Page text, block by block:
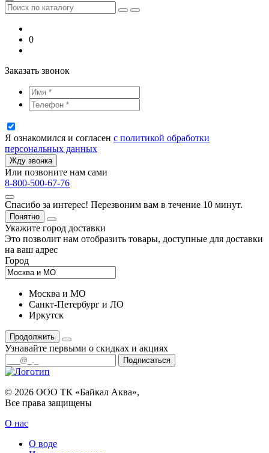
0
Заказать звонок
Я ознакомился и согласен с политикой обработки
персональных данных
Жду звонка
Или позвоните нам сами
8-800-500-67-76
Спасибо за интерес! Перезвоним вам в течение 10 минут.
Понятно
Укажите город доставки
Это позволит нам отобразить товары, доступные для доставки
на ваш адрес
Город
Москва и МО
Санкт-Петербург и ЛО
Иркутск
Продолжить
Узнавайте первыми о скидках и акциях
Подписаться
© 2026 ООО ТК «Байкал Аква»,
Все права защищены
О нас
О воде